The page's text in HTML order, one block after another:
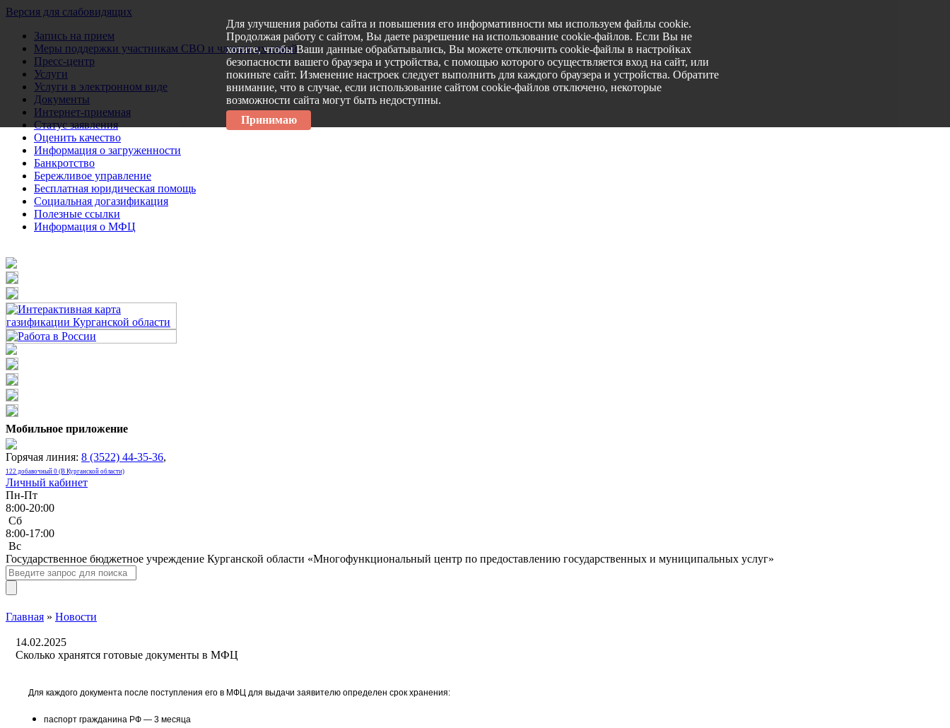
Версия для слабовидящих
Запись на прием
Меры поддержки участникам СВО и членам их семей
Пресс-центр
Услуги
Услуги в электронном виде
Документы
Интернет-приемная
Статус заявления
Оценить качество
Информация о загруженности
Банкротство
Бережливое управление
Бесплатная юридическая помощь
Социальная догазификация
Полезные ссылки
Информация о МФЦ
Мобильное приложение
Горячая линия: 8 (3522) 44-35-36,
122 добавочный 0 (В Курганской области)
Личный кабинет
Пн-Пт
8:00-20:00
Сб
8:00-17:00
Bc
Государственное бюджетное учреждение Курганской области «Многофункциональный центр по предоставлению государственных и муниципальных услуг»
Главная » Новости
14.02.2025
Сколько хранятся готовые документы в МФЦ
Для каждого документа после поступления его в МФЦ для выдачи заявителю определен срок хранения:
паспорт гражданина РФ — 3 месяца
Для улучшения работы сайта и повышения его информативности мы используем файлы cookie.
Продолжая работу с сайтом, Вы даете разрешение на использование cookie-файлов. Если Вы не
хотите, чтобы Ваши данные обрабатывались, Вы можете отключить cookie-файлы в настройках
безопасности вашего браузера и устройства, с помощью которого осуществляется вход на сайт, или
покиньте сайт. Изменение настроек следует выполнить для каждого браузера и устройства. Обратите
внимание, что в случае, если использование сайтом cookie-файлов отключено, некоторые
возможности сайта могут быть недоступны.
Принимаю